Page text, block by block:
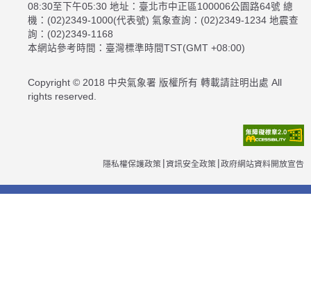
08:30至下午05:30 地址：臺北市中正區100006公園路64號 總
機：(02)2349-1000(代表號) 氣象查詢：(02)2349-1234 地震查
詢：(02)2349-1168
本網站參考時間：臺灣標準時間TST(GMT +08:00)
Copyright © 2018 中央氣象署 版權所有 轉載請註明出處 All
rights reserved.
隱私權保護政策 資訊安全政策 政府網站資料開放宣告